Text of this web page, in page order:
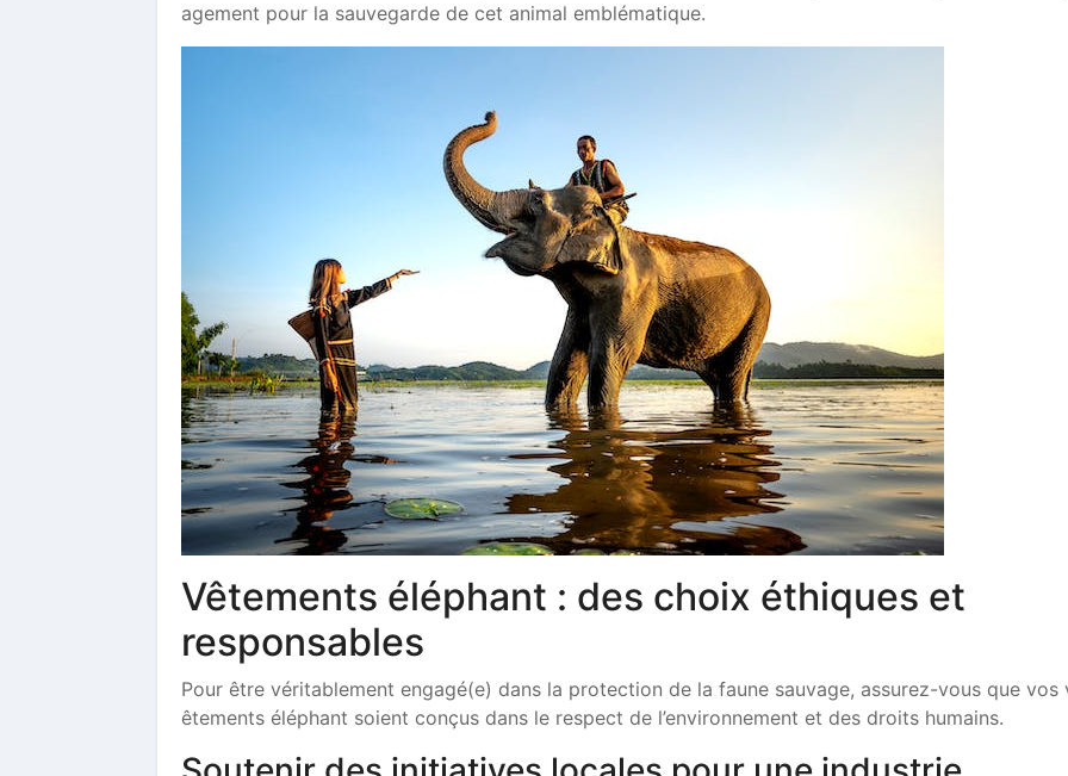
agement pour la sauvegarde de cet animal emblématique.
Vêtements éléphant : des choix éthiques et
responsables
Pour être véritablement engagé(e) dans la protection de la faune sauvage, assurez-vous que vos
êtements éléphant soient conçus dans le respect de l’environnement et des droits humains.